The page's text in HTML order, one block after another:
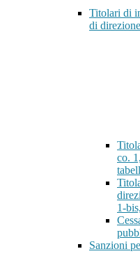
Titolari di
di
co.
1-
Sanzioni